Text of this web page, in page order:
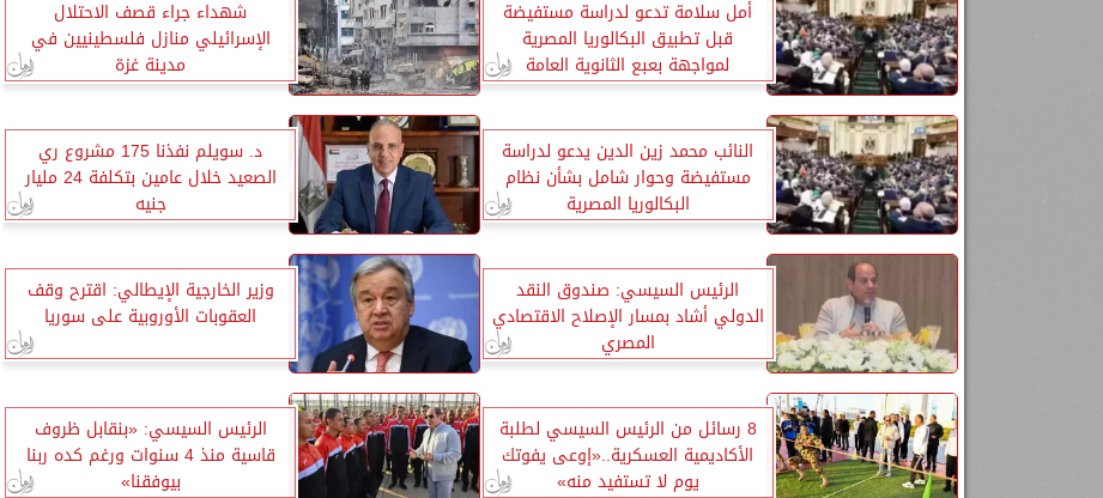
أمل سلامة تدعو لدراسة مستفيضة
قبل تطبيق البكالوريا المصرية
لمواجهة بعبع الثانوية العامة
شهداء جراء قصف الاحتلال
الإسرائيلي منازل فلسطينيين في
مدينة غزة
النائب محمد زين الدين يدعو لدراسة
مستفيضة وحوار شامل بشأن نظام
البكالوريا المصرية
د. سويلم نفذنا 175 مشروع ري
الصعيد خلال عامين بتكلفة 24 مليار
جنيه
الرئيس السيسي: صندوق النقد
الدولي أشاد بمسار الإصلاح الاقتصادي
المصري
وزير الخارجية الإيطالي: اقترح وقف
العقوبات الأوروبية على سوريا
8 رسائل من الرئيس السيسي لطلبة
الأكاديمية العسكرية..«إوعى يفوتك
يوم لا تستفيد منه»
الرئيس السيسي: «بنقابل ظروف
قاسية منذ 4 سنوات ورغم كده ربنا
بيوفقنا»